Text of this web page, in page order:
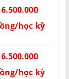
6.500.000
học kỳ
6.500.000
học kỳ